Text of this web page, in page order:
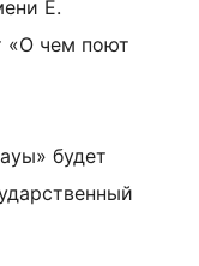
Е.
«О чем поют
будет